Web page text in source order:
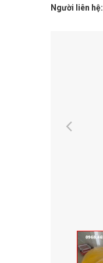
Người liên hệ: